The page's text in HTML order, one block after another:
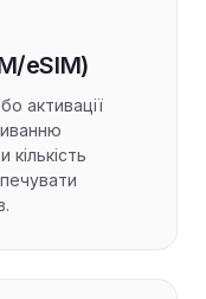
eSIM)
активації